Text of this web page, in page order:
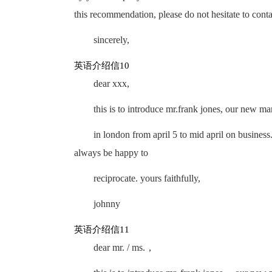
this recommendation, please do not hesitate to
sincerely,
英语介绍信10
dear xxx,
this is to introduce mr.frank jones, our new
in london from april 5 to mid april on
always be happy to
reciprocate. yours faithfully,
johnny
英语介绍信11
dear mr. / ms.，